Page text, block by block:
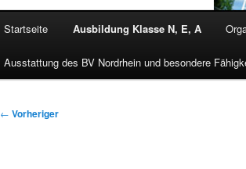
Startseite Ausbildung Klasse N, E, A
Ausstattung des BV Nordrhein und besondere
Beitragsnavigation
← Vorheriger